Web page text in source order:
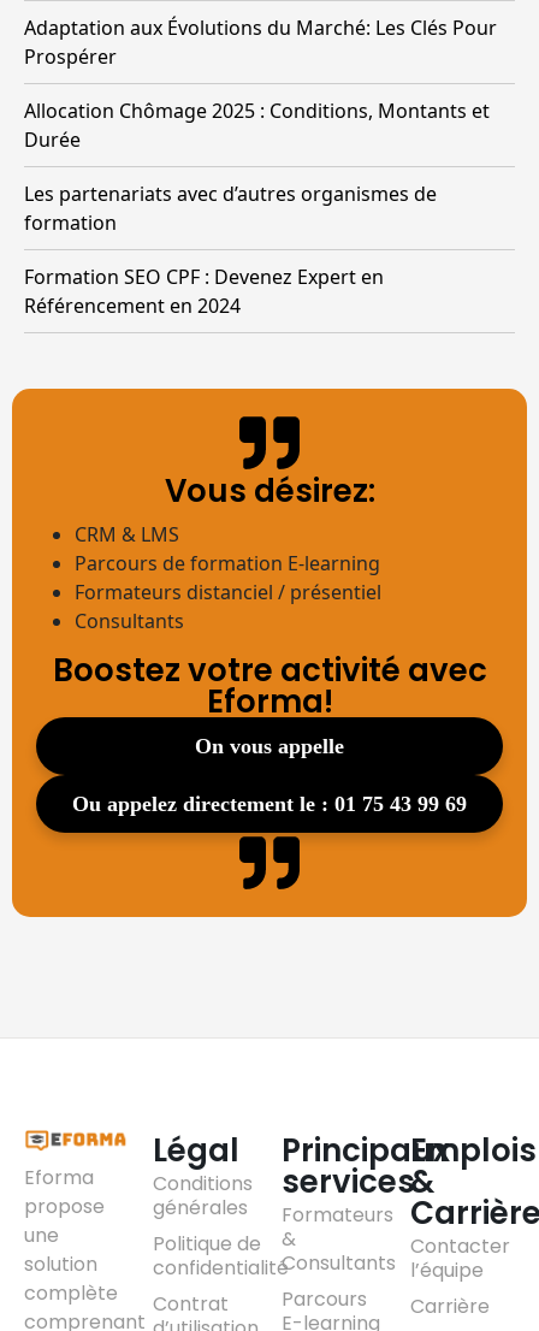
Adaptation aux Évolutions du Marché: Les Clés Pour
Prospérer
Allocation Chômage 2025 : Conditions, Montants et
Durée
Les partenariats avec d’autres organismes de
formation
Formation SEO CPF : Devenez Expert en
Référencement en 2024
Vous désirez:
CRM & LMS
Parcours de formation E-learning
Formateurs distanciel / présentiel
Consultants
Boostez votre activité avec
Eforma!
on vous appelle
ou appelez directement le : 01 75 43 99 69
Eforma
propose
une
solution
complète
comprenant
Légal
Conditions
générales
Politique de
confidentialité
Contrat
Principaux
services
Formateurs
&
Consultants
Parcours
E-learning
Emplois
&
Contacter
l’équipe
Carrière